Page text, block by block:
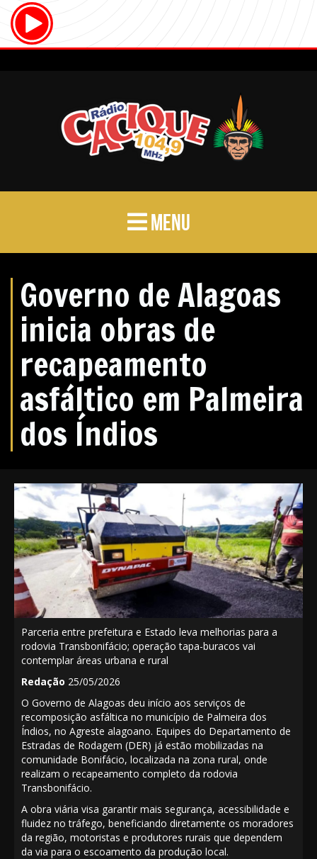
MENU
Governo de Alagoas
inicia obras de
recapeamento
asfáltico em Palmeira
dos Índios
Parceria entre prefeitura e Estado leva melhorias para a
rodovia Transbonifácio; operação tapa-buracos vai
contemplar áreas urbana e rural
Redação 25/05/2026
O Governo de Alagoas deu início aos serviços de
recomposição asfáltica no município de Palmeira dos
Índios, no Agreste alagoano. Equipes do Departamento de
Estradas de Rodagem (DER) já estão mobilizadas na
comunidade Bonifácio, localizada na zona rural, onde
realizam o recapeamento completo da rodovia
Transbonifácio.
A obra viária visa garantir mais segurança, acessibilidade e
fluidez no tráfego, beneficiando diretamente os moradores
da região, motoristas e produtores rurais que dependem
da via para o escoamento da produção local.